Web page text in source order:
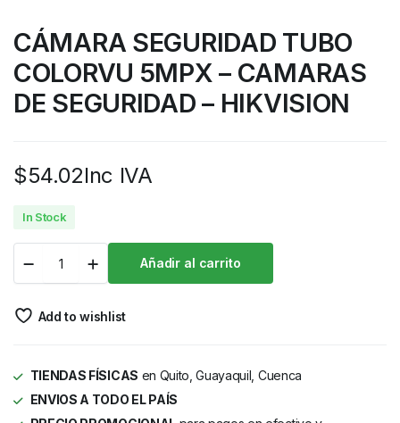
CÁMARA SEGURIDAD TUBO
COLORVU 5MPX – CAMARAS
DE SEGURIDAD – HIKVISION
$54.02Inc IVA
In Stock
Añadir al carrito
Add to wishlist
TIENDAS FÍSICAS en Quito, Guayaquil, Cuenca
ENVIOS A TODO EL PAÍS